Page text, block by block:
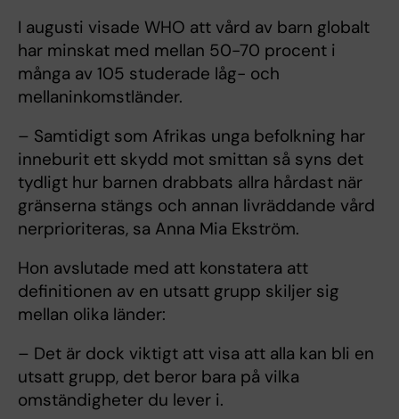
I augusti visade WHO att vård av barn globalt
har minskat med mellan 50-70 procent i
många av 105 studerade låg- och
mellaninkomstländer.
– Samtidigt som Afrikas unga befolkning har
inneburit ett skydd mot smittan så syns det
tydligt hur barnen drabbats allra hårdast när
gränserna stängs och annan livräddande vård
nerprioriteras, sa Anna Mia Ekström.
Hon avslutade med att konstatera att
definitionen av en utsatt grupp skiljer sig
mellan olika länder:
– Det är dock viktigt att visa att alla kan bli en
utsatt grupp, det beror bara på vilka
omständigheter du lever i.